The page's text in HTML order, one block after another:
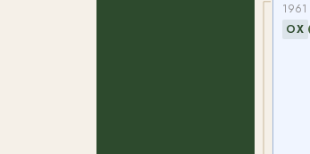
1961
OX